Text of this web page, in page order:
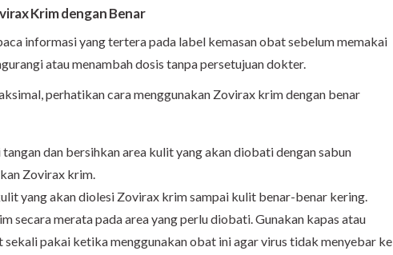
Krim dengan Benar
informasi yang tertera pada label kemasan obat sebelum memakai
atau menambah dosis tanpa persetujuan dokter.
perhatikan cara menggunakan Zovirax krim dengan benar
dan bersihkan area kulit yang akan diobati dengan sabun
Zovirax krim.
yang akan diolesi Zovirax krim sampai kulit benar-benar kering.
secara merata pada area yang perlu diobati. Gunakan kapas atau
sekali pakai ketika menggunakan obat ini agar virus tidak menyebar ke